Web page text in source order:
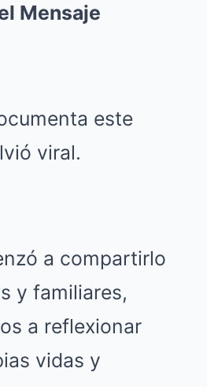
Mensaje
este
viral.
a compartirlo
y familiares,
a reflexionar
vidas y